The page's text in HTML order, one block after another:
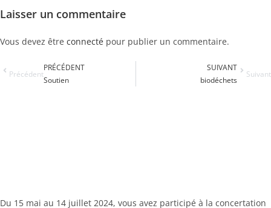
Laisser un commentaire
Vous devez être connecté pour publier un commentaire.
Précédent
PRÉCÉDENT
Soutien
SUIVANT
biodéchets
Suivant
Du 15 mai au 14 juillet 2024, vous avez participé à la concertation